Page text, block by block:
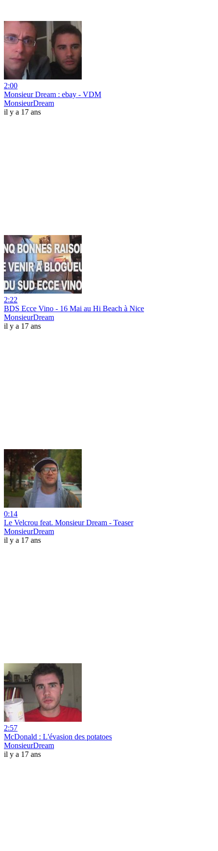
2:00
Monsieur Dream : ebay - VDM
MonsieurDream
il y a 17 ans
2:22
BDS Ecce Vino - 16 Mai au Hi Beach à Nice
MonsieurDream
il y a 17 ans
0:14
Le Velcrou feat. Monsieur Dream - Teaser
MonsieurDream
il y a 17 ans
2:57
McDonald : L'évasion des potatoes
MonsieurDream
il y a 17 ans